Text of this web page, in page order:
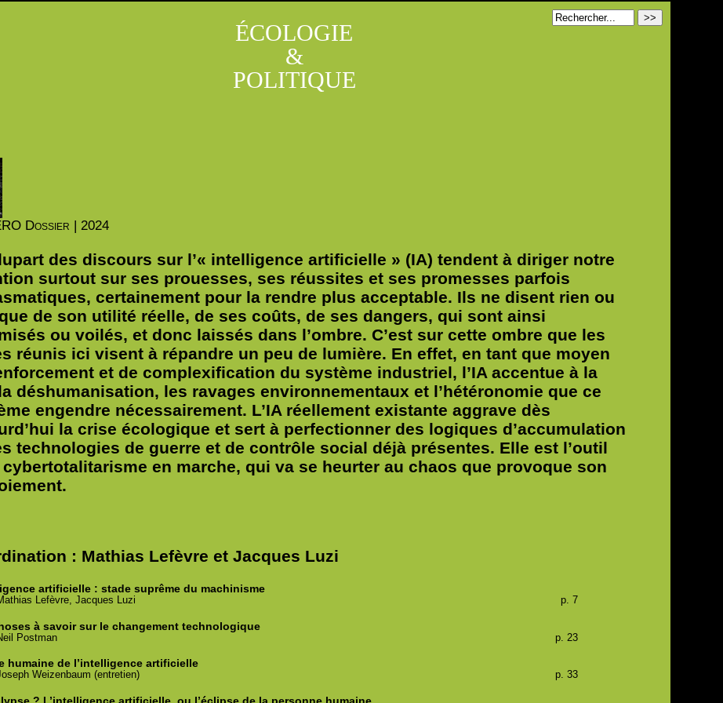
ÉCOLOGIE
&
POLITIQUE
Dossier | 2024
des discours sur l’« intelligence artificielle » (IA) tendent à diriger notre
surtout sur ses prouesses, ses réussites et ses promesses parfois
certainement pour la rendre plus acceptable. Ils ne disent rien ou
de son utilité réelle, de ses coûts, de ses dangers, qui sont ainsi
ou voilés, et donc laissés dans l’ombre. C’est sur cette ombre que les
réunis ici visent à répandre un peu de lumière. En effet, en tant que moyen
et de complexification du système industriel, l’IA accentue à la
déshumanisation, les ravages environnementaux et l’hétéronomie que ce
engendre nécessairement. L’IA réellement existante aggrave dès
la crise écologique et sert à perfectionner des logiques d’accumulation
technologies de guerre et de contrôle social déjà présentes. Elle est l’outil
cybertotalitarisme en marche, qui va se heurter au chaos que provoque son
: Mathias Lefèvre et Jacques Luzi
artificielle : stade suprême du machinisme
p. 7
Lefèvre,Jacques Luzi
à savoir sur le changement technologique
p. 23
Postman
humaine de l’intelligence artificielle
p. 33
Weizenbaum (entretien)
? L’intelligence artificielle, ou l’éclipse de la personne humaine